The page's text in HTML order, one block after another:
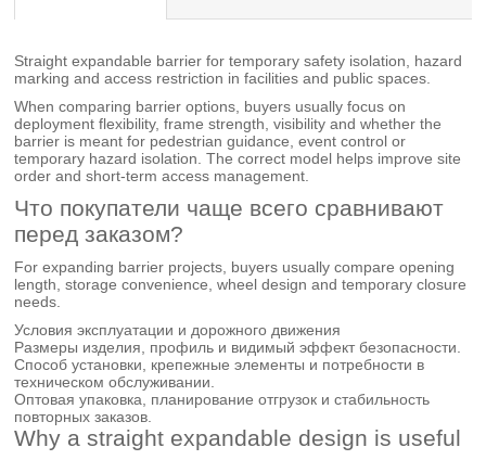
Straight expandable barrier for temporary safety isolation, hazard
marking and access restriction in facilities and public spaces.
When comparing barrier options, buyers usually focus on
deployment flexibility, frame strength, visibility and whether the
barrier is meant for pedestrian guidance, event control or
temporary hazard isolation. The correct model helps improve site
order and short-term access management.
Что покупатели чаще всего сравнивают
перед заказом?
For expanding barrier projects, buyers usually compare opening
length, storage convenience, wheel design and temporary closure
needs.
Условия эксплуатации и дорожного движения
Размеры изделия, профиль и видимый эффект безопасности.
Способ установки, крепежные элементы и потребности в
техническом обслуживании.
Оптовая упаковка, планирование отгрузок и стабильность
повторных заказов.
Why a straight expandable design is useful